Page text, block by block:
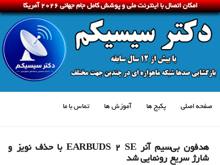
امکان اتصال با اینترنت ملی و پوشش کامل جام جهانی 2026 آمریکا
صفحه اصلی پکیج ها آموزش ها تماس با ما
هدفون بی‌سیم آنر EARBUDS 2 SE با حذف نویز و
شارژ سریع رونمایی شد